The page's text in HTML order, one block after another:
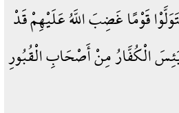
قَوْمًا غَضِبَ اللَّهُ عَلَيْهِمْ قَدْ
الْكُفَّارُ مِنْ أَصْحَابِ الْقُبُورِ